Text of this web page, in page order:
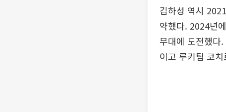
김하성 역시
약했다. 2024년
무대에 도전했다
이고 루키팀 코